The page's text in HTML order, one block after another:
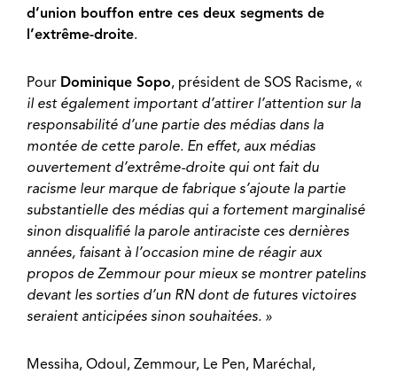
d’union bouffon entre ces deux segments de
l’extrême-droite.
Pour Dominique Sopo, président de SOS Racisme, «
il est également important d’attirer l’attention sur la
responsabilité d’une partie des médias dans la
montée de cette parole. En effet, aux médias
ouvertement d’extrême-droite qui ont fait du
racisme leur marque de fabrique s’ajoute la partie
substantielle des médias qui a fortement marginalisé
sinon disqualifié la parole antiraciste ces dernières
années, faisant à l’occasion mine de réagir aux
propos de Zemmour pour mieux se montrer patelins
devant les sorties d’un RN dont de futures victoires
seraient anticipées sinon souhaitées. »
Messiha, Odoul, Zemmour, Le Pen, Maréchal,